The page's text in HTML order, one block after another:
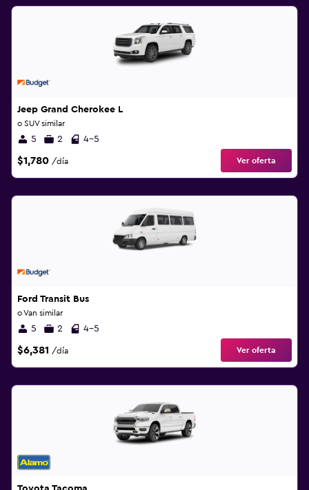
Jeep Grand Cherokee L
o SUV similar
5 2 4-5
$1,780 /día Ver oferta
Ford Transit Bus
o Van similar
5 2 4-5
$6,381 /día Ver oferta